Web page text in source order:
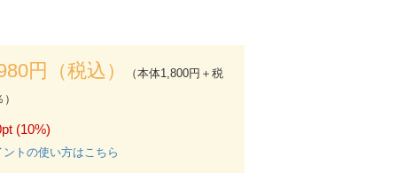
円（税込）
（本体1,800円＋税
(10%)
ントの使い方はこちら